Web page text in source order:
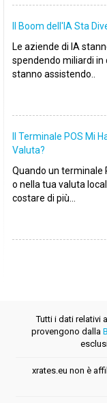
Il Boom dell'IA Sta
Le aziende di IA
spendendo miliardi in
stanno assistendo..
Il Terminale POS Mi
Valuta?
Quando un terminale
o nella tua valuta
costare di più...
Tutti i dati relativi
provengono dalla
xrates.eu non è